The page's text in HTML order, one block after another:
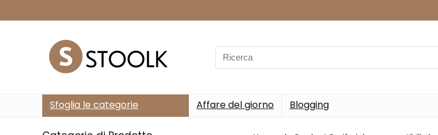
Search
for:
Sfoglia le categorie Affare del giorno Blogging